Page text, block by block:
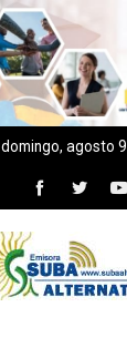
domingo, agosto 9